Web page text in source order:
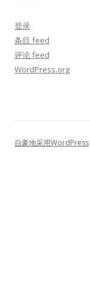
登录
条目 feed
评论 feed
WordPress.org
自豪地采用WordPress